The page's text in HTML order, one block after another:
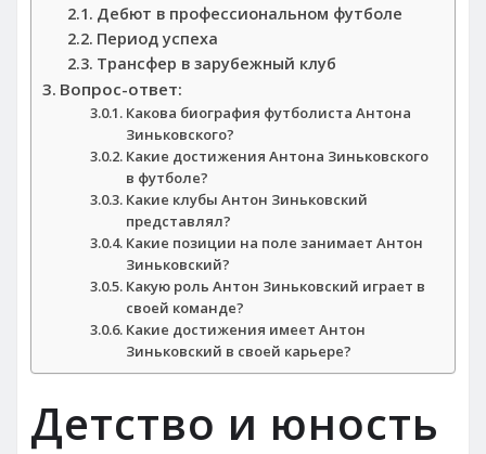
Дебют в профессиональном футболе
Период успеха
Трансфер в зарубежный клуб
Вопрос-ответ:
Какова биография футболиста Антона
Зиньковского?
Какие достижения Антона Зиньковского
в футболе?
Какие клубы Антон Зиньковский
представлял?
Какие позиции на поле занимает Антон
Зиньковский?
Какую роль Антон Зиньковский играет в
своей команде?
Какие достижения имеет Антон
Зиньковский в своей карьере?
Детство и юность